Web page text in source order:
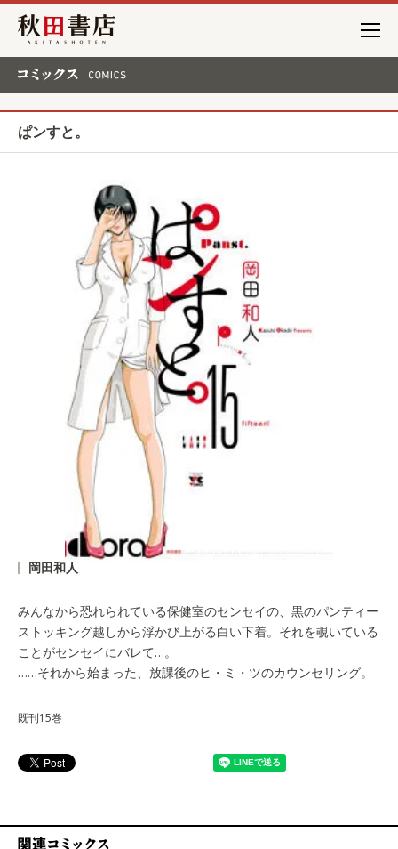
秋田書店
ぱンすと。
岡田和人
みんなから恐れられている保健室のセンセイの、黒のパンティー
ストッキング越しから浮かび上がる白い下着。それを覗いている
ことがセンセイにバレて…。
……それから始まった、放課後のヒ・ミ・ツのカウンセリング。
既刊15巻